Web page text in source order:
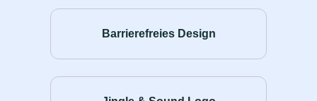
Barrierefreies Design